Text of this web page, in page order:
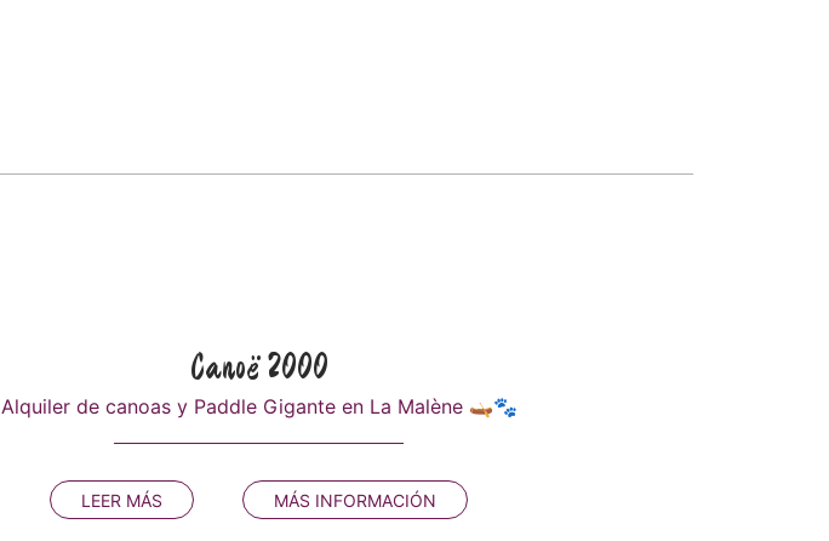
Canoë 2000
Alquiler de canoas y Paddle Gigante en La Malène 🛶🐾
LEER MÁS MÁS INFORMACIÓN